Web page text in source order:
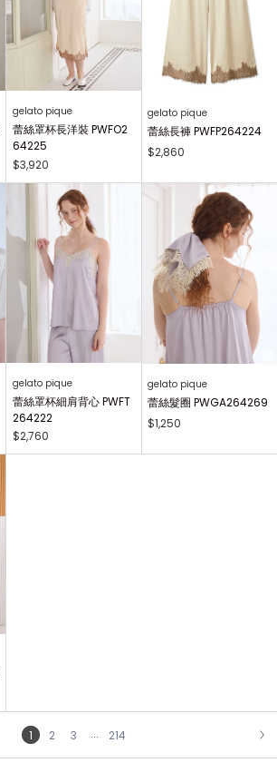
gelato pique
蕾絲罩杯長洋裝 PWFO2
64225
$3,920
gelato pique
蕾絲長褲 PWFP264224
$2,860
gelato pique
蕾絲罩杯細肩背心 PWFT
264222
$2,760
gelato pique
蕾絲髮圈 PWGA264269
$1,250
1 2 3 ...
214